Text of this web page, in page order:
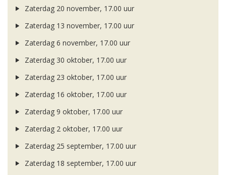
Zaterdag 20 november, 17.00 uur
Zaterdag 13 november, 17.00 uur
Zaterdag 6 november, 17.00 uur
Zaterdag 30 oktober, 17.00 uur
Zaterdag 23 oktober, 17.00 uur
Zaterdag 16 oktober, 17.00 uur
Zaterdag 9 oktober, 17.00 uur
Zaterdag 2 oktober, 17.00 uur
Zaterdag 25 september, 17.00 uur
Zaterdag 18 september, 17.00 uur